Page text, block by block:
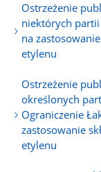
Ostrzeżenie
niektórych partii
na
etylenu
Ostrzeżenie
określonych
Ograniczenie
zastosowanie
etylenu